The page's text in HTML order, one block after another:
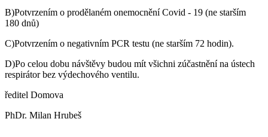
B)Potvrzením o prodělaném onemocnění Covid - 19 (ne starším
180 dnů)
C)Potvrzením o negativním PCR testu (ne starším 72 hodin).
D)Po celou dobu návštěvy budou mít všichni zúčastnění na ústech
respirátor bez výdechového ventilu.
ředitel Domova
PhDr. Milan Hrubeš